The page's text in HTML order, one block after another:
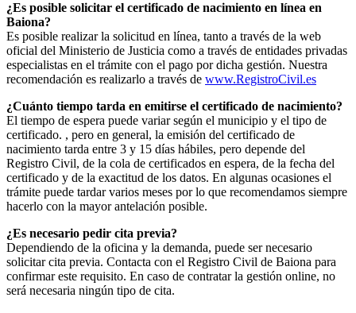
¿Es posible solicitar el certificado de nacimiento en línea en
Baiona?
Es posible realizar la solicitud en línea, tanto a través de la web
oficial del Ministerio de Justicia como a través de entidades privadas
especialistas en el trámite con el pago por dicha gestión. Nuestra
recomendación es realizarlo a través de www.RegistroCivil.es
¿Cuánto tiempo tarda en emitirse el certificado de nacimiento?
El tiempo de espera puede variar según el municipio y el tipo de
certificado. , pero en general, la emisión del certificado de
nacimiento tarda entre 3 y 15 días hábiles, pero depende del
Registro Civil, de la cola de certificados en espera, de la fecha del
certificado y de la exactitud de los datos. En algunas ocasiones el
trámite puede tardar varios meses por lo que recomendamos siempre
hacerlo con la mayor antelación posible.
¿Es necesario pedir cita previa?
Dependiendo de la oficina y la demanda, puede ser necesario
solicitar cita previa. Contacta con el Registro Civil de Baiona para
confirmar este requisito. En caso de contratar la gestión online, no
será necesaria ningún tipo de cita.